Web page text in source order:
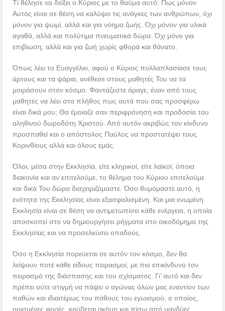
Τί θέλησε να δείξει ο Κύριος με το θαύμα αυτό; Πως μόνον
Αυτός είναι σε θέση να καλύψει τις ανάγκες των ανθρώπων, όχι
μόνον για ψωμί, αλλά και για νόημα ζωής. Όχι μόνον για υλικά
αγαθά, αλλά και πολύτιμα πνευματικά δώρα. Όχι μόνο για
επιβίωση, αλλά και για ζωή χωρίς φθορά και θάνατο.
Όπως λέει το Ευαγγέλιο, αφού ο Κύριος πολλαπλασίασε τους
άρτους και τα ψάρια, ανέθεσε στους μαθητές Του να τα
μοιράσουν στον κόσμο. Φαντάζεστε άραγε, έναν από τους
μαθητές να λέει στο πλήθος πως αυτά που σας προσφέρω
είναι δικά μου; Θα έμοιαζε σαν περιφρόνηση και προδοσία του
αληθινού δωροδότη Χριστού. Από αυτόν ακριβώς τον κίνδυνο
προσπαθεί και ο απόστολος Παύλος να προστατέψει τους
Κορινθίους αλλά και όλους εμάς.
Όλοι, μέσα στην Εκκλησία, είτε κληρικοί, είτε λαϊκοί, όποια
διακονία και αν επιτελούμε, το θέλημα του Κύριου επιτελούμε
και δικά Του δώρα διαχειριζόμαστε. Όσο θυμόμαστε αυτό, η
ενότητα της Εκκλησίας είναι εξασφαλισμένη. Και μια ενωμένη
Εκκλησία είναι σε θέση να αντιμετωπίσει κάθε ενέργεια, η οποία
αποσκοπεί στο να δημιουργήσει ρήγματα στο οικοδόμημα της
Εκκλησίας και να προσελκύσει οπαδούς.
Όσο η Εκκλησία πορεύεται σε αυτόν τον κόσμο, δεν θα
λείψουν ποτέ κάθε είδους πειρασμοί, με πιο επικίνδυνο τον
πειρασμό της διάσπασης και του σχίσματος. Γι’ αυτό και δεν
πρέπει ούτε στιγμή να πάψει ο αγώνας όλων μας εναντίον των
παθών και ιδιαιτέρως του πάθους του εγωισμού, ο οποίος,
ορισμένες φορές, κρύβεται ακόμη και πίσω από μανδύες